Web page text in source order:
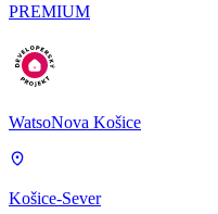
PREMIUM
WatsoNova Košice
Košice-Sever